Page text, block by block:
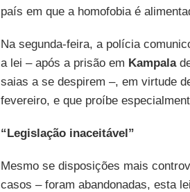
país em que a homofobia é
Na segunda-feira, a polícia
a lei – após a prisão em Kampala
saias a se despirem –, em virtude
fevereiro, e que proíbe
“Legislação inaceitável”
Mesmo se disposições mais
casos – foram abandonadas, esta